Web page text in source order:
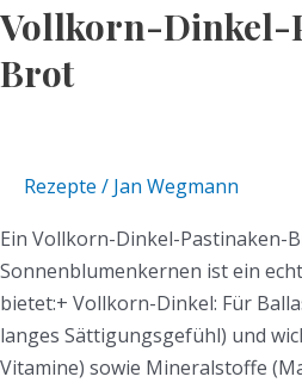
Vollkorn-Dinkel-
Brot
Rezepte / Jan Wegmann
Ein Vollkorn-Dinkel-Pastinaken-
Sonnenblumenkernen ist ein
bietet:+ Vollkorn-Dinkel: Für
langes Sättigungsgefühl) und
Vitamine) sowie Mineralstoffe